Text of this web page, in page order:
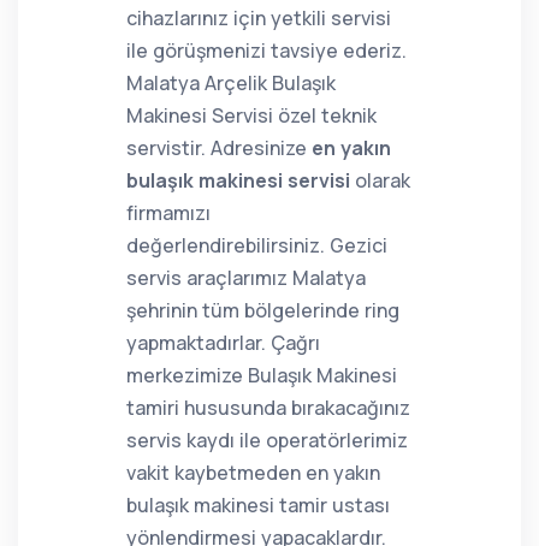
cihazlarınız için yetkili servisi
ile görüşmenizi tavsiye ederiz.
Malatya Arçelik Bulaşık
Makinesi Servisi özel teknik
servistir. Adresinize en yakın
bulaşık makinesi servisi olarak
firmamızı
değerlendirebilirsiniz. Gezici
servis araçlarımız Malatya
şehrinin tüm bölgelerinde ring
yapmaktadırlar. Çağrı
merkezimize Bulaşık Makinesi
tamiri hususunda bırakacağınız
servis kaydı ile operatörlerimiz
vakit kaybetmeden en yakın
bulaşık makinesi tamir ustası
yönlendirmesi yapacaklardır.